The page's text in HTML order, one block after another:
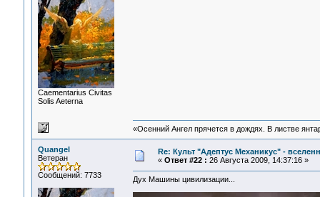
Сaementarius Civitas
Solis Aeterna
«Осенний Ангел прячется в дождях. В листве
Quangel
Ветеран
Сообщений: 7733
Re: Культ "Адептус Механикус" -
« Ответ #22 : 26 Августа 2009, 14:37:16 »
Дух Машины цивилизации...